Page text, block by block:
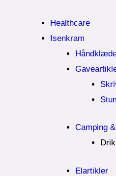
Healthcare
Isenkram
Camping
Elartikler